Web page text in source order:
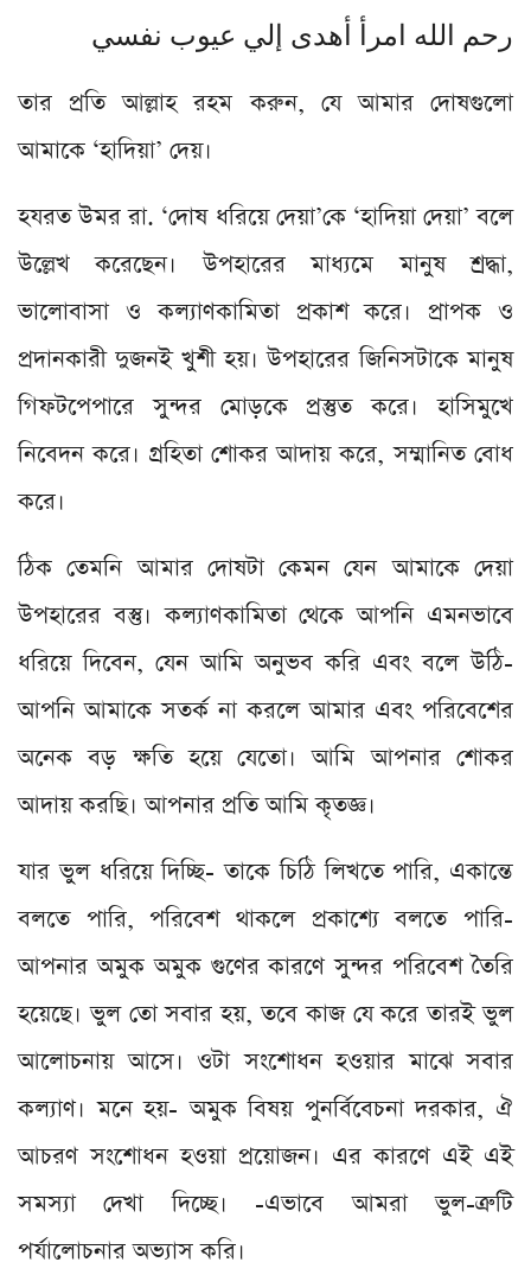
رحم الله امرأ أهدى إلي عيوب نفسي
তার প্রতি আল্লাহ রহম করুন, যে আমার দোষগুলো
আমাকে ‘হাদিয়া’ দেয়।
হযরত উমর রা. ‘দোষ ধরিয়ে দেয়া’কে ‘হাদিয়া দেয়া’ বলে
উল্লেখ করেছেন। উপহারের মাধ্যমে মানুষ শ্রদ্ধা,
ভালোবাসা ও কল্যাণকামিতা প্রকাশ করে। প্রাপক ও
প্রদানকারী দুজনই খুশী হয়। উপহারের জিনিসটাকে মানুষ
গিফটপেপারে সুন্দর মোড়কে প্রস্তুত করে। হাসিমুখে
নিবেদন করে। গ্রহিতা শোকর আদায় করে, সম্মানিত বোধ
করে।
ঠিক তেমনি আমার দোষটা কেমন যেন আমাকে দেয়া
উপহারের বস্তু। কল্যাণকামিতা থেকে আপনি এমনভাবে
ধরিয়ে দিবেন, যেন আমি অনুভব করি এবং বলে উঠি-
আপনি আমাকে সতর্ক না করলে আমার এবং পরিবেশের
অনেক বড় ক্ষতি হয়ে যেতো। আমি আপনার শোকর
আদায় করছি। আপনার প্রতি আমি কৃতজ্ঞ।
যার ভুল ধরিয়ে দিচ্ছি- তাকে চিঠি লিখতে পারি, একান্তে
বলতে পারি, পরিবেশ থাকলে প্রকাশ্যে বলতে পারি-
আপনার অমুক অমুক গুণের কারণে সুন্দর পরিবেশ তৈরি
হয়েছে। ভুল তো সবার হয়, তবে কাজ যে করে তারই ভুল
আলোচনায় আসে। ওটা সংশোধন হওয়ার মাঝে সবার
কল্যাণ। মনে হয়- অমুক বিষয় পুনর্বিবেচনা দরকার, ঐ
আচরণ সংশোধন হওয়া প্রয়োজন। এর কারণে এই এই
সমস্যা দেখা দিচ্ছে। -এভাবে আমরা ভুল-ত্রুটি
পর্যালোচনার অভ্যাস করি।